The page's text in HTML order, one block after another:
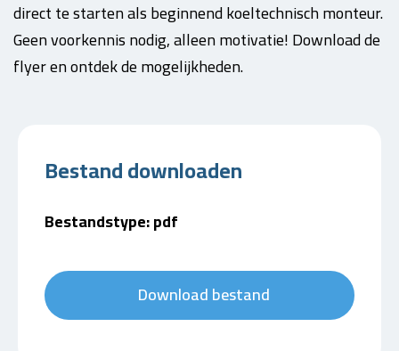
direct te starten als beginnend koeltechnisch monteur.
Geen voorkennis nodig, alleen motivatie! Download de
flyer en ontdek de mogelijkheden.
Bestand downloaden
Bestandstype: pdf
Download bestand